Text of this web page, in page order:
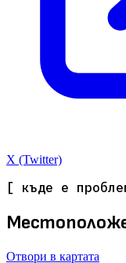
X (Twitter)
[ къде е
Отвори в картата